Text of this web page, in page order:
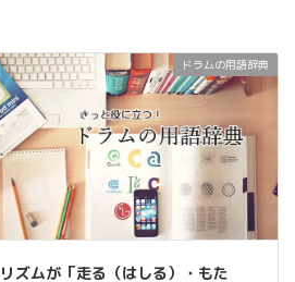
ドラムの用語辞典
リズムが「走る（はしる）・もた